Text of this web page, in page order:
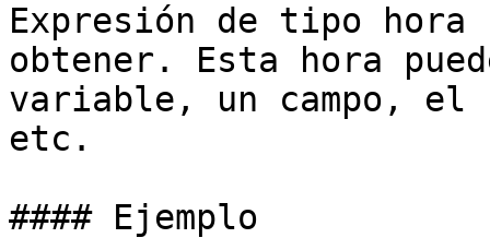
Expresión de tipo hora
obtener. Esta hora
variable, un campo, el
etc.
#### Ejemplo